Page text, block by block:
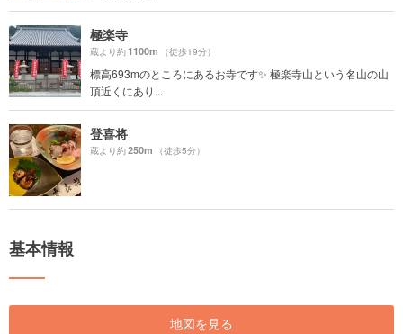
極楽寺
蔵より約1100m （徒歩19分）
標高693mのところにあるお寺です✨ 極楽寺山という名山の山
頂近くにあり...
登喜将
蔵より約250m （徒歩5分）
基本情報
地図を見る